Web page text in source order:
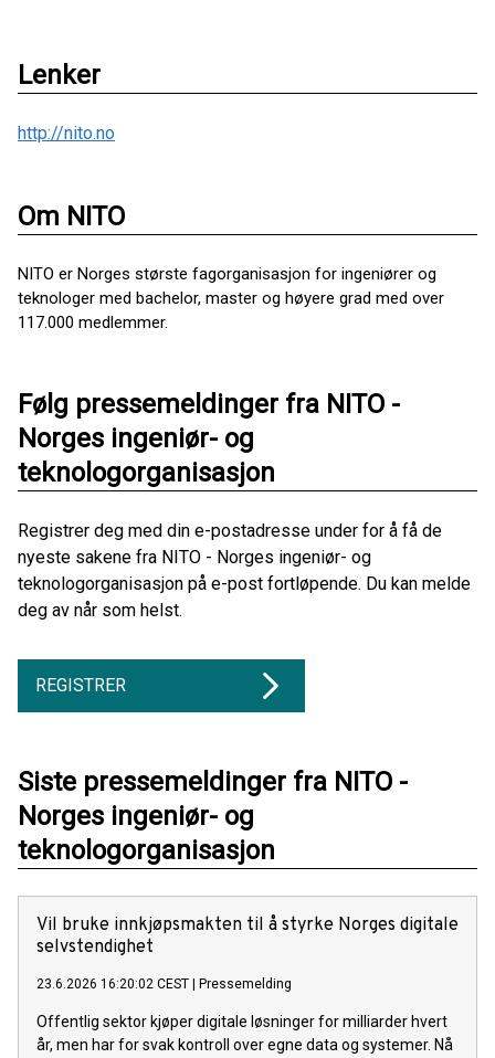
Lenker
http://nito.no
Om NITO
NITO er Norges største fagorganisasjon for ingeniører og
teknologer med bachelor, master og høyere grad med over
117.000 medlemmer.
Følg pressemeldinger fra NITO -
Norges ingeniør- og
teknologorganisasjon
Registrer deg med din e-postadresse under for å få de
nyeste sakene fra NITO - Norges ingeniør- og
teknologorganisasjon på e-post fortløpende. Du kan melde
deg av når som helst.
REGISTRER
Siste pressemeldinger fra NITO -
Norges ingeniør- og
teknologorganisasjon
Vil bruke innkjøpsmakten til å styrke Norges digitale
selvstendighet
23.6.2026 16:20:02 CEST Pressemelding
Offentlig sektor kjøper digitale løsninger for milliarder hvert
år, men har for svak kontroll over egne data og systemer. Nå